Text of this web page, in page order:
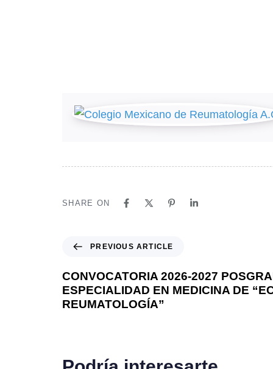
SHARE ON
e
v
i
PREVIOUS ARTICLE
CONVOCATORIA 2026-2027
ESPECIALIDAD EN MEDICINA DE
REUMATOLOGÍA”